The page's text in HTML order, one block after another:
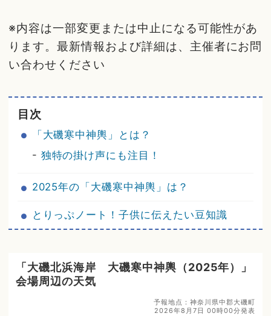
※内容は一部変更または中止になる可能性があ
ります。最新情報および詳細は、主催者にお問
い合わせください
目次
「大磯寒中神輿」とは？
- 独特の掛け声にも注目！
2025年の「大磯寒中神輿」は？
とりっぷノート！子供に伝えたい豆知識
「大磯北浜海岸 大磯寒中神輿（2025年）」
会場周辺の天気
予報地点：神奈川県中郡大磯町
2026年8月7日 00時00分発表